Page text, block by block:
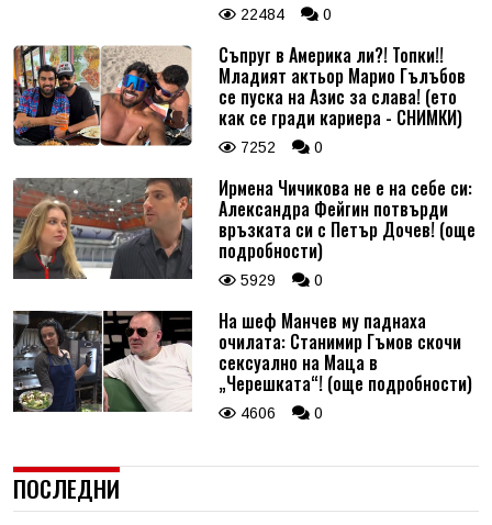
22484 0
Съпруг в Америка ли?! Топки!!
Младият актьор Марио Гълъбов
се пуска на Азис за слава! (ето
как се гради кариера - СНИМКИ)
7252 0
Ирмена Чичикова не е на себе си:
Александра Фейгин потвърди
връзката си с Петър Дочев! (още
подробности)
5929 0
На шеф Манчев му паднаха
очилата: Станимир Гъмов скочи
сексуално на Маца в
„Черешката“! (още подробности)
4606 0
ПОСЛЕДНИ